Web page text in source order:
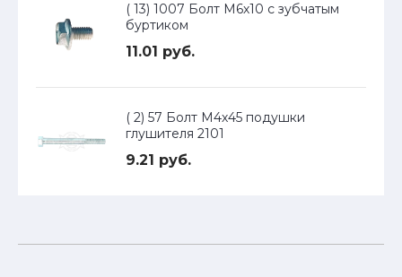
( 13) 1007 Болт М6х10 с зубчатым
буртиком
11.01 руб.
( 2) 57 Болт М4х45 подушки
глушителя 2101
9.21 руб.